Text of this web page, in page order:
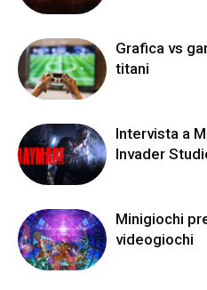
Grafica vs
titani
Intervista a
Invader
Minigiochi
videogiochi